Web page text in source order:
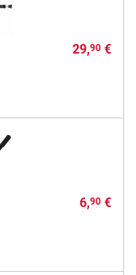
29,90€
6,90€